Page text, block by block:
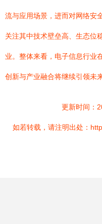
流与应用场景，进而对网络安
关注其中技术壁垒高、生态位
业。整体来看，电子信息行业
创新与产业融合将继续引领未
更新时间：
如若转载，请注明出处：